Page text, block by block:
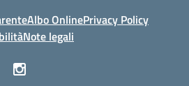
Albo OnlinePrivacy Policy
Note legali